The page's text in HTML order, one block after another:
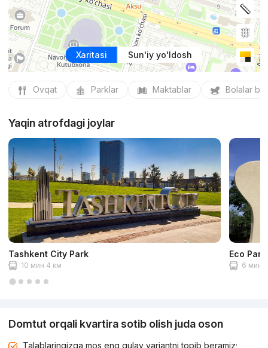
Xaritasi Sun'iy yo'ldosh
Ovqat Parklar Maktablar Bolalar
Yaqin atrofdagi joylar
Tashkent City Park
10 мин 4 км
Eco Park
6 мин
Domtut orqali kvartira sotib olish juda oson
Talablaringizga mos eng qulay variantni topib beramiz;